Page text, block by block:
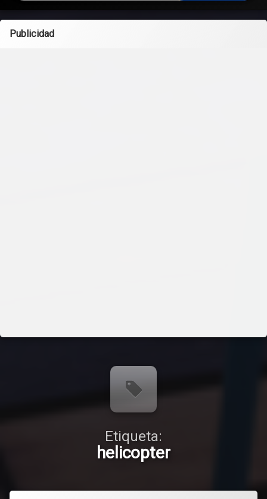
Publicidad
Etiqueta:
helicopter